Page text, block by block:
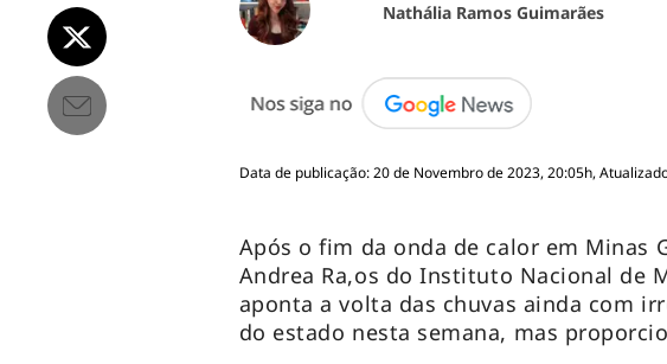
Nathália Ramos Guimarães
Data de publicação: 20 de Novembro de 2023, 20:05h,
Após o fim da onda de calor em Minas
Andrea Ra,os do Instituto Nacional de
aponta a volta das chuvas ainda com
do estado nesta semana, mas